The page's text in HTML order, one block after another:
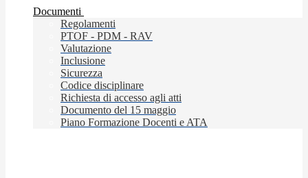
Documenti
Regolamenti
PTOF - PDM - RAV
Valutazione
Inclusione
Sicurezza
Codice disciplinare
Richiesta di accesso agli atti
Documento del 15 maggio
Piano Formazione Docenti e ATA